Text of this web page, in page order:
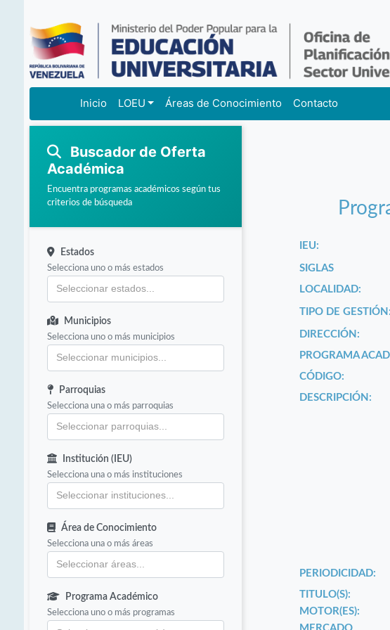
Inicio LOEU Áreas de Conocimiento Contacto
Buscador de Oferta
Académica
Encuentra programas académicos según tus
criterios de búsqueda
Estados
Selecciona uno o más estados
Municipios
Selecciona uno o más municipios
Parroquias
Selecciona una o más parroquias
Institución (IEU)
Selecciona una o más instituciones
Área de Conocimiento
Selecciona una o más áreas
Programa Académico
Selecciona uno o más programas
IEU:
SIGLAS
LOCALIDAD:
TIPO DE GESTIÓN:
DIRECCIÓN:
PROGRAMA
CÓDIGO:
DESCRIPCIÓN:
PERIODICIDAD:
TITULO(S):
MOTOR(ES):